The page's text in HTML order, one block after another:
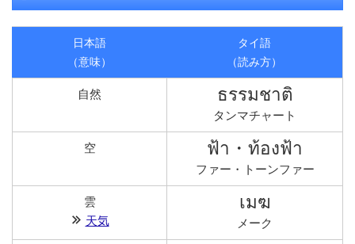
日本語
（意味）
タイ語
（読み方）
自然 ธรรมชาติ
タンマチャート
空 ฟ้า・ท้องฟ้า
ファー・トーンファー
雲
天気
เมฆ
メーク